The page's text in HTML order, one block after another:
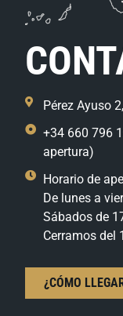
Pérez Ayuso
+34 660 796
apertura)
Horario de
De lunes a
Sábados de
Cerramos del
¿CÓMO